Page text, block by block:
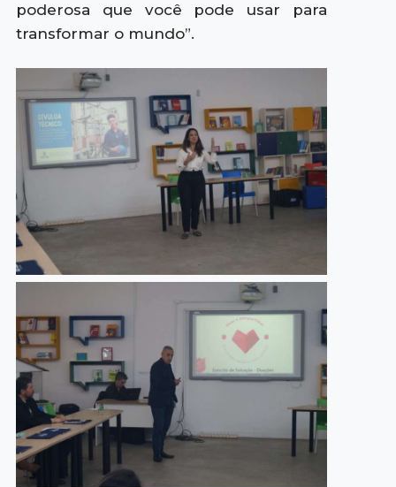
poderosa que você pode usar para
transformar o mundo”.